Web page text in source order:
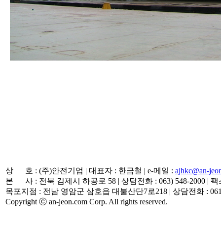
상 호 : (주)안전기업 | 대표자 : 한금철 | e-메일 : ajhkc@an-
본 사 : 전북 김제시 하공로 58 | 상담전화 : 063) 548-2000 | 팩
목포지점 : 전남 영암군 삼호읍 대불산단7로218 | 상담전화 :
Copyright ⓒ an-jeon.com Corp. All rights reserved.